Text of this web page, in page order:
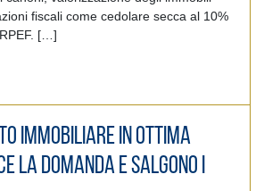
fiscali come cedolare secca al 10%
[…]
immobiliare in ottima
la domanda e salgono i